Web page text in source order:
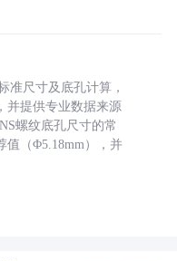
准尺寸及底孔计算，
并提供专业数据来源
螺纹底孔尺寸的常
值（Φ5.18mm），并